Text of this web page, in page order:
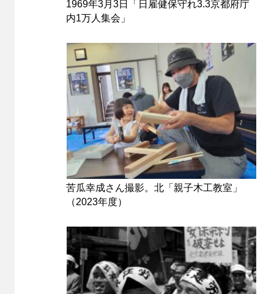
1969年3月3日「日雇健保守れ3.3京都府庁
内1万人集会」
苦瓜幸成さん撮影。北「親子木工教室」
（2023年度）